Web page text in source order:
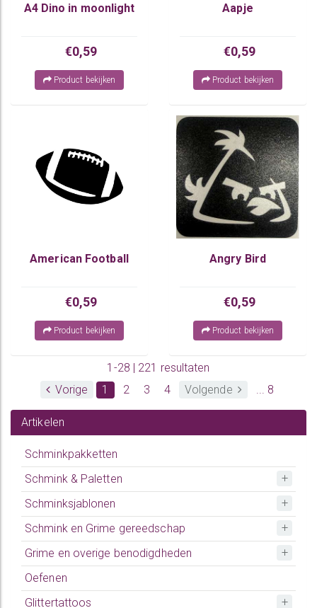
A4 Dino in moonlight
€0,59
Product bekijken
Aapje
€0,59
Product bekijken
American Football
€0,59
Product bekijken
Angry Bird
€0,59
Product bekijken
1-28 | 221 resultaten
Vorige
1 2 3 4 Volgende ... 8
Artikelen
Schminkpakketten
Schmink & Paletten
Schminksjablonen
Schmink en Grime gereedschap
Grime en overige benodigdheden
Oefenen
Glittertattoos